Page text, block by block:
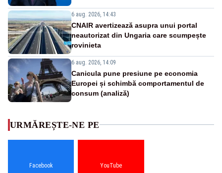
6 aug. 2026, 14:43
CNAIR avertizează asupra unui portal
neautorizat din Ungaria care scumpește
rovinieta
6 aug. 2026, 14:09
Canicula pune presiune pe economia
Europei și schimbă comportamentul de
consum (analiză)
URMĂREȘTE-NE PE
Facebook YouTube